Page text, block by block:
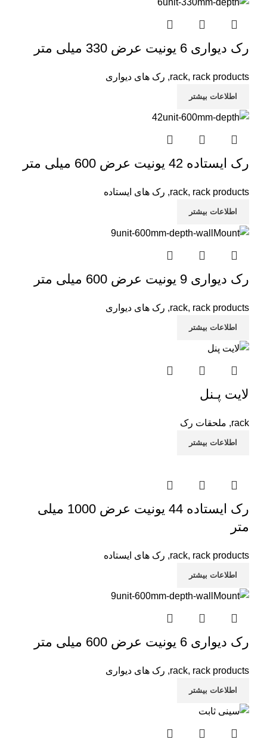
رک دیواری 6 یونیت عرض 330 میلی متر
rack, rack products
, رک های دیواری
اطلاعات بیشتر
رک ایستاده 42 یونیت عرض 600 میلی متر
rack, rack products
, رک های ایستاده
اطلاعات بیشتر
رک دیواری 9 یونیت عرض 600 میلی متر
rack, rack products
, رک های دیواری
اطلاعات بیشتر
لایت پـنل
rack
, ملحقات رک
اطلاعات بیشتر
رک ایستاده 44 یونیت عرض 1000 میلی
متر
rack, rack products
, رک های ایستاده
اطلاعات بیشتر
رک دیواری 6 یونیت عرض 600 میلی متر
rack, rack products
, رک های دیواری
اطلاعات بیشتر